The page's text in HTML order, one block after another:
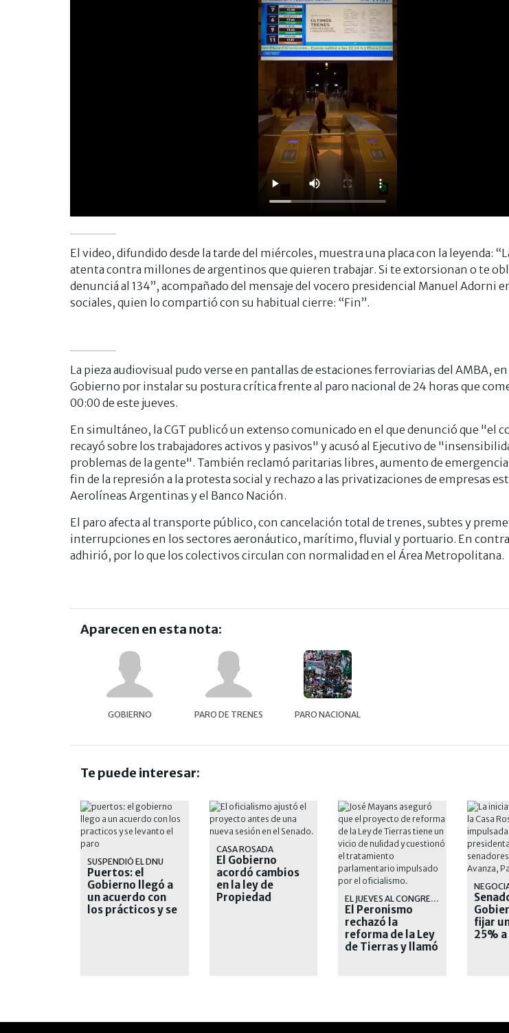
El video, difundido desde la tarde del miércoles, muestra una placa con la leyenda:
atenta contra millones de argentinos que quieren trabajar. Si te extorsionan o te
denunciá al 134”, acompañado del mensaje del vocero presidencial Manuel Adorni
sociales, quien lo compartió con su habitual cierre: “Fin”.
La pieza audiovisual pudo verse en pantallas de estaciones ferroviarias del AMBA,
Gobierno por instalar su postura crítica frente al paro nacional de 24 horas que
00:00 de este jueves.
En simultáneo, la CGT publicó un extenso comunicado en el que denunció que "el
recayó sobre los trabajadores activos y pasivos" y acusó al Ejecutivo de
problemas de la gente". También reclamó paritarias libres, aumento de emergencia
fin de la represión a la protesta social y rechazo a las privatizaciones de empresas
Aerolíneas Argentinas y el Banco Nación.
El paro afecta al transporte público, con cancelación total de trenes, subtes y
interrupciones en los sectores aeronáutico, marítimo, fluvial y portuario. En
adhirió, por lo que los colectivos circulan con normalidad en el Área Metropolitana.
Aparecen en esta nota:
GOBIERNO PARO DE TRENES PARO NACIONAL
Te puede interesar:
SUSPENDIÓ EL DNU
Puertos: el
Gobierno llegó a
un acuerdo con
los prácticos y se
CASA ROSADA
El Gobierno
acordó cambios
en la ley de
Propiedad
EL JUEVES AL CONGRESO
El Peronismo
rechazó la
reforma de la Ley
de Tierras y llamó
fijar
25% a